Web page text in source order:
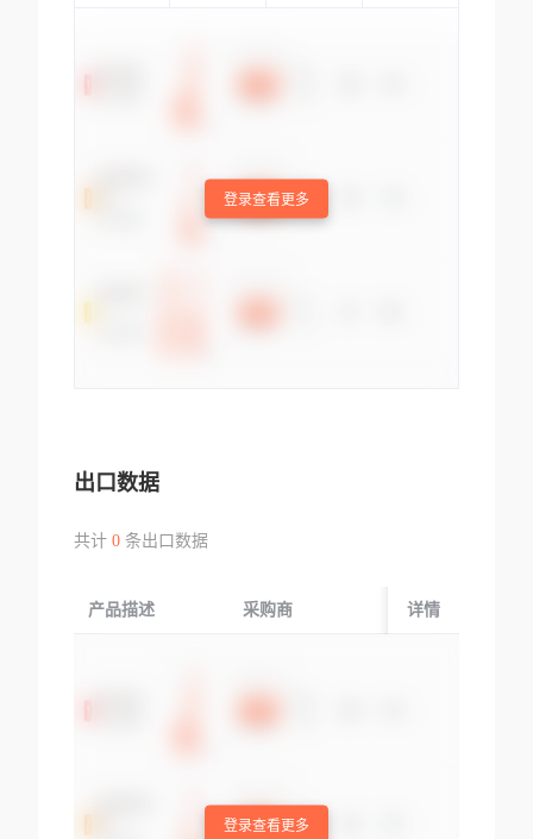
登录查看更多
出口数据
共计 0条出口数据
产品描述 采购商 起运国/地区
详情
登录查看更多